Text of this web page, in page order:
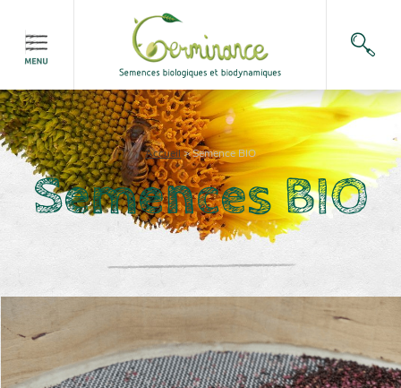
Accueil>Semence BIO
Semences BIO